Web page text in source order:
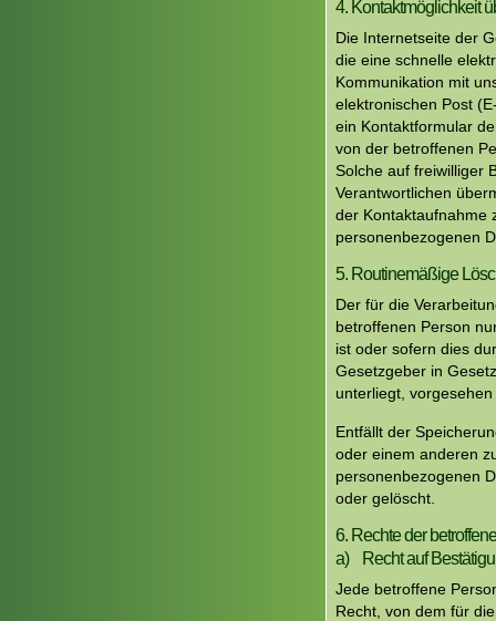
4. Kontaktmöglichkeit
Die Internetseite der
die eine schnelle
Kommunikation mit
elektronischen Post
ein Kontaktformular
von der betroffenen
Solche auf freiwilliger
Verantwortlichen
der Kontaktaufnahme
personenbezogenen
5. Routinemäßige
Der für die
betroffenen Person
ist oder sofern dies
Gesetzgeber in
unterliegt,
Entfällt der
oder einem anderen
personenbezogenen
oder gelöscht.
6. Rechte der
a) Recht auf
Jede betroffene
Recht, von dem für